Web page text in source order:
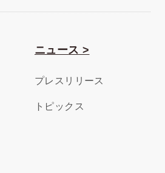
ニュース >
プレスリリース
トピックス